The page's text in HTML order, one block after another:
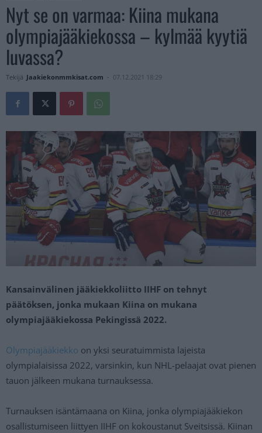
Nyt se on varmaa: Kiina mukana
olympiajääkiekossa – kylmää kyytiä
luvassa?
Tekijä Jaakiekonmmkisat.com - 07.12.2021 18:29
Kansainvälinen jääkiekkoliitto IIHF on tehnyt
päätöksen, jonka mukaan Kiina on mukana
olympiajääkiekossa Pekingissä 2022.
Olympiajääkiekko on yksi seuratuimmista lajeista
olympialaisissa 2022, varsinkin, kun NHL-pelaajat ovat pienen
tauon jälkeen mukana turnauksessa.
Turnauksen isäntämaana on Kiina, jonka olympiajääkiekon
osallistumiseen liittyen IIHF on kokoustanut Sveitsissä. Kiinan